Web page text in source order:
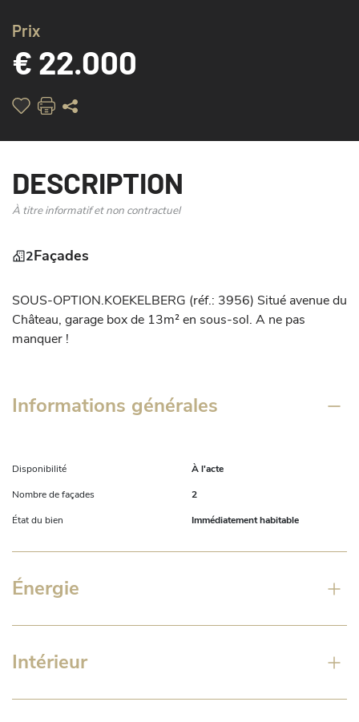
Prix
€ 22.000
DESCRIPTION
À titre informatif et non contractuel
2Façades
SOUS-OPTION.KOEKELBERG (réf.: 3956) Situé avenue du
Château, garage box de 13m² en sous-sol. A ne pas
manquer !
Informations générales
Disponibilité
À l'acte
Nombre de façades
2
État du bien
Immédiatement habitable
Énergie
Intérieur